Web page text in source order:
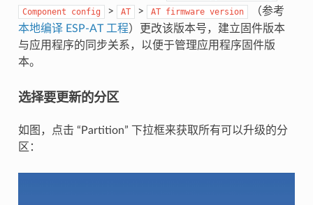
Component config > AT > AT firmware version
（参考
本地编译 ESP-AT 工程）更改该版本号，建立固件版本
与应用程序的同步关系，以便于管理应用程序固件版
本。
选择要更新的分区
如图，点击 “Partition” 下拉框来获取所有可以升级的分
区：